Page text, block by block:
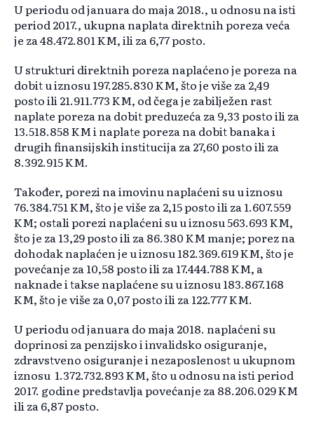
U periodu od januara do maja 2018., u odnosu na isti
period 2017., ukupna naplata direktnih poreza veća
je za 48.472.801 KM, ili za 6,77 posto.
U strukturi direktnih poreza naplaćeno je poreza na
dobit u iznosu 197.285.830 KM, što je više za 2,49
posto ili 21.911.773 KM, od čega je zabilježen rast
naplate poreza na dobit preduzeća za 9,33 posto ili za
13.518.858 KM i naplate poreza na dobit banaka i
drugih finansijskih institucija za 27,60 posto ili za
8.392.915 KM.
Također, porezi na imovinu naplaćeni su u iznosu
76.384.751 KM, što je više za 2,15 posto ili za 1.607.559
KM; ostali porezi naplaćeni su u iznosu 563.693 KM,
što je za 13,29 posto ili za 86.380 KM manje; porez na
dohodak naplaćen je u iznosu 182.369.619 KM, što je
povećanje za 10,58 posto ili za 17.444.788 KM, a
naknade i takse naplaćene su u iznosu 183.867.168
KM, što je više za 0,07 posto ili za 122.777 KM.
U periodu od januara do maja 2018. naplaćeni su
doprinosi za penzijsko i invalidsko osiguranje,
zdravstveno osiguranje i nezaposlenost u ukupnom
iznosu 1.372.732.893 KM, što u odnosu na isti period
2017. godine predstavlja povećanje za 88.206.029 KM
ili za 6,87 posto.